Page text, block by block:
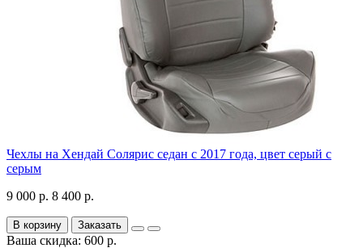
Чехлы на Хендай Солярис седан с 2017 года, цвет серый с
серым
9 000 р. 8 400 р.
В корзину Заказать
Ваша скидка: 600 р.